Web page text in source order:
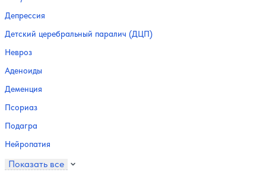
Депрессия
Детский церебральный паралич (ДЦП)
Невроз
Аденоиды
Деменция
Псориаз
Подагра
Нейропатия
Показать все